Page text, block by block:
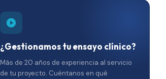
¿Gestionamos tu ensayo clínico?
Más de 20 años de experiencia al servicio
de tu proyecto. Cuéntanos en qué